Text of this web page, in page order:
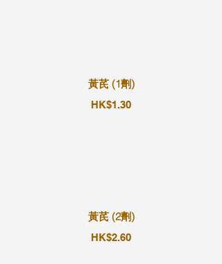
黃芪 (1劑)
HK$1.30
黃芪 (2劑)
HK$2.60